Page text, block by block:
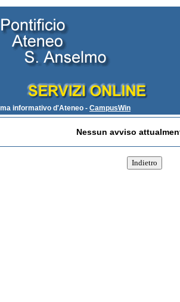
informativo d'Ateneo - CampusWin
Nessun avviso